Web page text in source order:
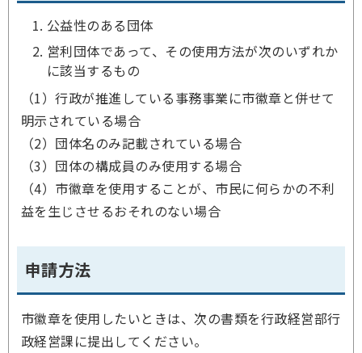
公益性のある団体
営利団体であって、その使用方法が次のいずれか
に該当するもの
（1）行政が推進している事務事業に市徽章と併せて
明示されている場合
（2）団体名のみ記載されている場合
（3）団体の構成員のみ使用する場合
（4）市徽章を使用することが、市民に何らかの不利
益を生じさせるおそれのない場合
申請方法
市徽章を使用したいときは、次の書類を行政経営部行
政経営課に提出してください。